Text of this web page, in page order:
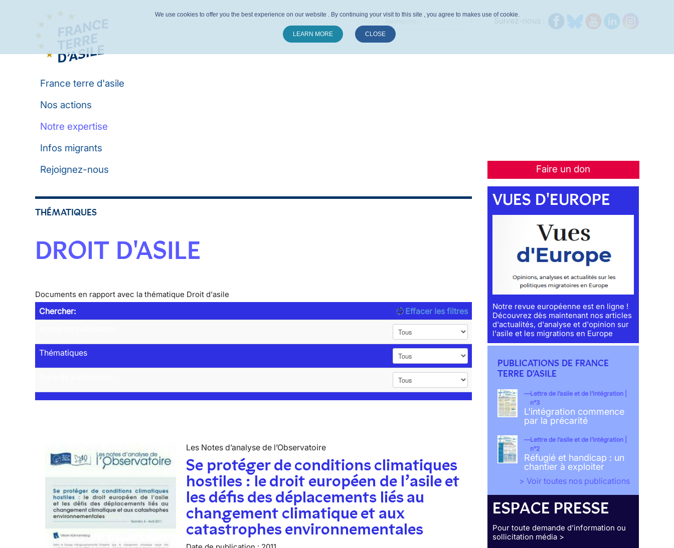
France terre d'asile
Nos actions
Notre expertise
Infos migrants
Faire un don
Rejoignez-nous
THÉMATIQUES
DROIT D'ASILE
Documents en rapport avec la thématique Droit d'asile
Chercher:
Effacer les filtres
Thématiques
Les Notes d’analyse de l’Observatoire
Se protéger de conditions climatiques
hostiles : le droit européen de l’asile et
les défis des déplacements liés au
changement climatique et aux
catastrophes environnementales
VUES D'EUROPE
Notre revue européenne est en ligne !
Découvrez dès maintenant nos articles
d'actualités, d'analyse et d'opinion sur
l'asile et les migrations en Europe
PUBLICATIONS DE FRANCE
TERRE D'ASILE
Lettre de l’asile et de l’intégration |
n°3
L'intégration commence
par la précarité
Lettre de l’asile et de l’intégration |
n°2
Réfugié et handicap : un
chantier à exploiter
> Voir toutes nos publications
ESPACE PRESSE
Pour toute demande d’information ou
sollicitation média >
We use cookies to offer you the best experience on our website . By continuing your visit to this site , you agree to makes use of cookie.
LEARN MORE CLOSE